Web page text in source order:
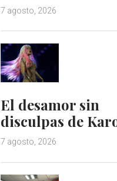
7 agosto, 2026
El desamor sin
disculpas de
7 agosto, 2026